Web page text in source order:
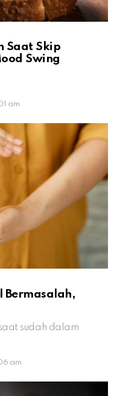
Saat Skip
Swing
am
Bermasalah,
sudah dalam
am